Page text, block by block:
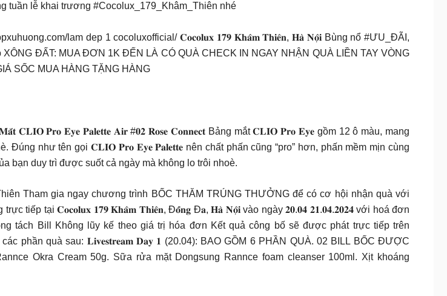
tuần lễ khai trương #Cocolux_179_Khâm_Thiên nhé
lam dep 1 cocoluxofficial/ 𝐂𝐨𝐜𝐨𝐥𝐮𝐱 𝟏𝟕𝟗 𝐊𝐡𝐚̂𝐦 𝐓𝐡𝐢𝐞̂𝐧, 𝐇𝐚̀ 𝐍𝐨̣̂𝐢 Bùng nổ #ƯU_ĐÃI,
ĐẤT: MUA ĐƠN 1K ĐẾN LÀ CÓ QUÀ CHECK IN NGAY NHẬN QUÀ LIỀN TAY VÒNG
SỐC MUA HÀNG TẶNG HÀNG
𝐏𝐫𝐨 𝐄𝐲𝐞 𝐏𝐚𝐥𝐞𝐭𝐭𝐞 𝐀𝐢𝐫 #𝟎𝟐 𝐑𝐨𝐬𝐞 𝐂𝐨𝐧𝐧𝐞𝐜𝐭 Bảng mắt 𝐂𝐋𝐈𝐎 𝐏𝐫𝐨 𝐄𝐲𝐞 gồm 12 ô màu, mang
như tên gọi 𝐂𝐋𝐈𝐎 𝐏𝐫𝐨 𝐄𝐲𝐞 𝐏𝐚𝐥𝐞𝐭𝐭𝐞 nên chất phấn cũng “pro” hơn, phấn mềm mịn cùng
bạn duy trì được suốt cả ngày mà không lo trôi nhoè.
Tham gia ngay chương trình BỐC THĂM TRÚNG THƯỞNG để có cơ hội nhận quà với
trực tiếp tại 𝐂𝐨𝐜𝐨𝐥𝐮𝐱 𝟏𝟕𝟗 𝐊𝐡𝐚̂𝐦 𝐓𝐡𝐢𝐞̂𝐧, Đ𝐨̂́𝐧𝐠 Đ𝐚, 𝐇𝐚̀ 𝐍𝐨̣̂𝐢 vào ngày 𝟐𝟎.𝟎𝟒 𝟐𝟏.𝟎𝟒.𝟐𝟎𝟐𝟒 với hoá đơn
tách Bill Không lũy kế theo giá trị hóa đơn Kết quả công bố sẽ được phát trực tiếp trên
phần quà sau: 𝐋𝐢𝐯𝐞𝐬𝐭𝐫𝐞𝐚𝐦 𝐃𝐚𝐲 𝟏 (20.04): BAO GỒM 6 PHẦN QUÀ. 02 BILL BỐC ĐƯỢC
Okra Cream 50g. Sữa rửa mặt Dongsung Rannce foam cleanser 100ml. Xịt khoáng